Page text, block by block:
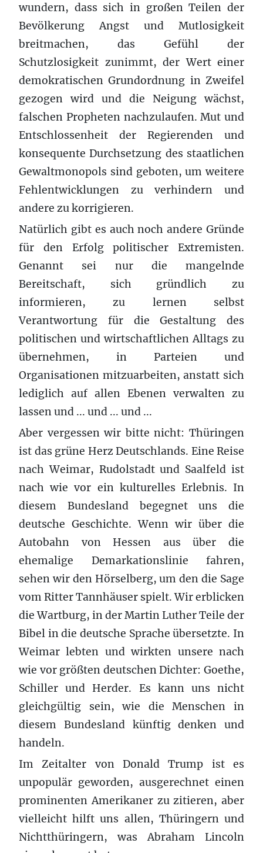
wundern, dass sich in großen Teilen der
Bevölkerung Angst und Mutlosigkeit
breitmachen, das Gefühl der
Schutzlosigkeit zunimmt, der Wert einer
demokratischen Grundordnung in Zweifel
gezogen wird und die Neigung wächst,
falschen Propheten nachzulaufen. Mut und
Entschlossenheit der Regierenden und
konsequente Durchsetzung des staatlichen
Gewaltmonopols sind geboten, um weitere
Fehlentwicklungen zu verhindern und
andere zu korrigieren.
Natürlich gibt es auch noch andere Gründe
für den Erfolg politischer Extremisten.
Genannt sei nur die mangelnde
Bereitschaft, sich gründlich zu
informieren, zu lernen selbst
Verantwortung für die Gestaltung des
politischen und wirtschaftlichen Alltags zu
übernehmen, in Parteien und
Organisationen mitzuarbeiten, anstatt sich
lediglich auf allen Ebenen verwalten zu
lassen und ... und ... und ...
Aber vergessen wir bitte nicht: Thüringen
ist das grüne Herz Deutschlands. Eine Reise
nach Weimar, Rudolstadt und Saalfeld ist
nach wie vor ein kulturelles Erlebnis. In
diesem Bundesland begegnet uns die
deutsche Geschichte. Wenn wir über die
Autobahn von Hessen aus über die
ehemalige Demarkationslinie fahren,
sehen wir den Hörselberg, um den die Sage
vom Ritter Tannhäuser spielt. Wir erblicken
die Wartburg, in der Martin Luther Teile der
Bibel in die deutsche Sprache übersetzte. In
Weimar lebten und wirkten unsere nach
wie vor größten deutschen Dichter: Goethe,
Schiller und Herder. Es kann uns nicht
gleichgültig sein, wie die Menschen in
diesem Bundesland künftig denken und
handeln.
Im Zeitalter von Donald Trump ist es
unpopulär geworden, ausgerechnet einen
prominenten Amerikaner zu zitieren, aber
vielleicht hilft uns allen, Thüringern und
Nichtthüringern, was Abraham Lincoln